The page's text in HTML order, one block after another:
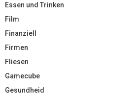
Essen und Trinken
Film
Finanziell
Firmen
Fliesen
Gamecube
Gesundheid